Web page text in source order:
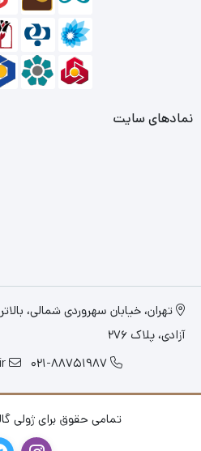
نمادهای سایت
تهران، خیابان سهروردی شمالی،
آزادی، پلاک 276
021-88751987
تمامی حقوق برای ژولی